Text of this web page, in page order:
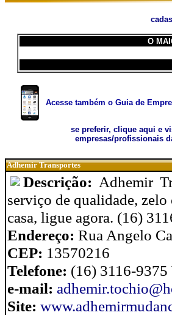
O
Acesse também o Guia de
se preferir, clique aqui e
empresas/profissionais
Adhemir Transportes
Descrição: Adhemir
serviço de qualidade, zelo
casa, ligue agora. (16)
Endereço: Rua Angelo
CEP: 13570216
Telefone: (16) 3116-
e-mail:
Site: